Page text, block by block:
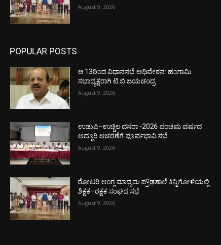
August 9, 2026
POPULAR POSTS
ಆ.13ರಿಂದ ವಿಧಾನಸಭೆ ಅಧಿವೇಶನ: ಹಂಗಾಮಿ
ಸಭಾಧ್ಯಕ್ಷರಾಗಿ ಟಿ.ಬಿ.ಜಯಚಂದ್ರ
August 9, 2026
ಉಡುಪಿ–ಉಚ್ಚಿಲ ದಸರಾ -2026 ಪಂಚಮ ವರ್ಷದ
ಅದ್ಧೂರಿ ಆಚರಣೆಗೆ ಪೂರ್ವಭಾವಿ ಸಭೆ
August 9, 2026
ರೋಟರಿ ಆಂಗ್ಲ ಮಾಧ್ಯಮ ಪ್ರೌಢಶಾಲೆ ಕಿನ್ನಿಗೋಳಿಯಲ್ಲಿ
ಶಿಕ್ಷಕ–ರಕ್ಷಕ ಸಂಘದ ಸಭೆ
August 9, 2026